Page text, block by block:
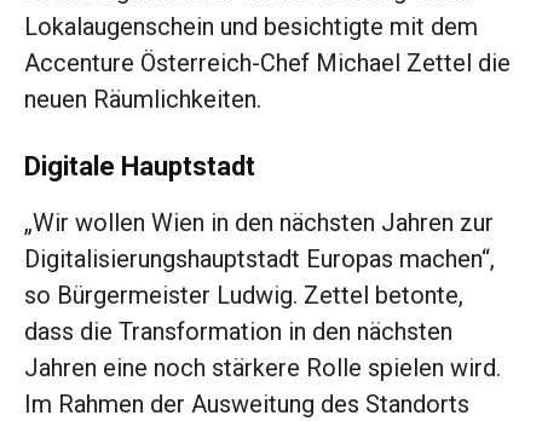
Lokalaugenschein und besichtigte mit dem
Accenture Österreich-Chef Michael Zettel die
neuen Räum­lichkeiten.
Digitale Hauptstadt
„Wir wollen Wien in den nächsten Jahren zur
Digitalisierungshauptstadt Europas machen“,
so Bürgermeister Ludwig. Zettel betonte,
dass die Transformation in den nächsten
Jahren eine noch stärkere Rolle spielen wird.
Im Rahmen der Ausweitung des Standorts